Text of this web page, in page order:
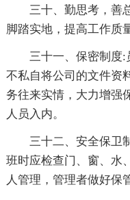
三十、勤思考，善
脚踏实地，提高工作质
三十一、保密制度:
不私自将公司的文件资
务往来实情，大力增强
人员入内。
三十二、安全保卫
班时应检查门、窗、水
人管理，管理者做好保